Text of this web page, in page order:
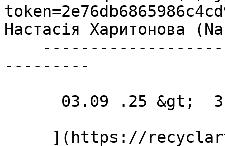
Настасія Харитонова
---------